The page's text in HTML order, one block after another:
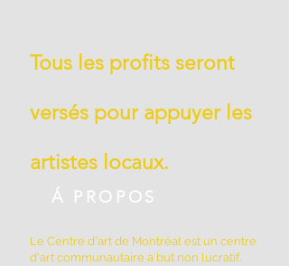
Tous les profits seront
versés pour appuyer les
artistes locaux.
Á PROPOS
Le Centre d'art de Montréal est un centre
d'art communautaire à but non lucratif.